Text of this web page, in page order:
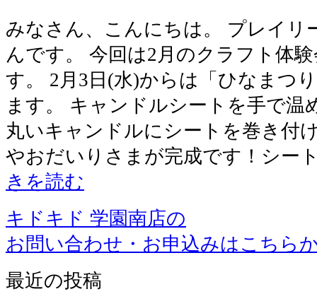
みなさん、こんにちは。 プレイリ
んです。 今回は2月のクラフト体
す。 2月3日(水)からは「ひなまつ
ます。 キャンドルシートを手で温
丸いキャンドルにシートを巻き付
やおだいりさまが完成です！シー
きを読む
キドキド 学園南店の
お問い合わせ・お申込みはこちら
最近の投稿